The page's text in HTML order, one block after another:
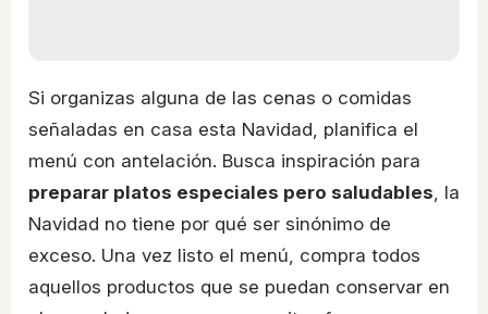
Si organizas alguna de las cenas o comidas
señaladas en casa esta Navidad, planifica el
menú con antelación. Busca inspiración para
preparar platos especiales pero saludables, la
Navidad no tiene por qué ser sinónimo de
exceso. Una vez listo el menú, compra todos
aquellos productos que se puedan conservar en